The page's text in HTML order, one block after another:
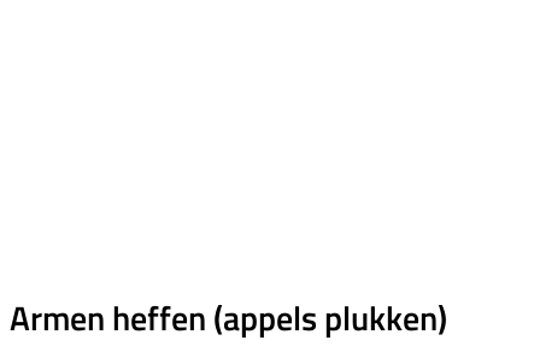
Armen heffen (appels plukken)